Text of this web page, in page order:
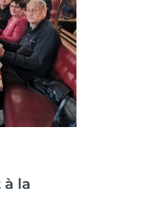
à la